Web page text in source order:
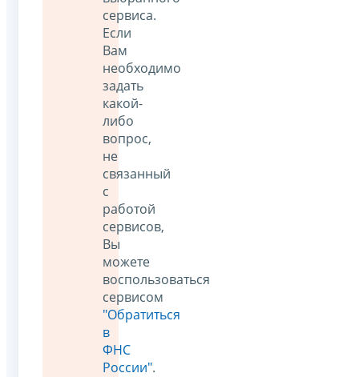
сервиса.
Если
Вам
необходимо
задать
какой-
либо
вопрос,
не
связанный
с
работой
сервисов,
Вы
можете
воспользоваться
сервисом
"Обратиться
в
ФНС
России".